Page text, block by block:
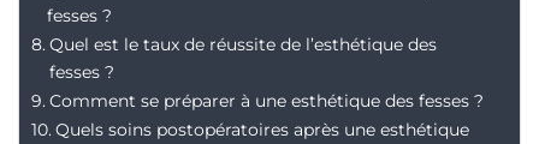
fesses ?
Quel est le taux de réussite de l’esthétique des
fesses ?
Comment se préparer à une esthétique des fesses ?
Quels soins postopératoires après une esthétique